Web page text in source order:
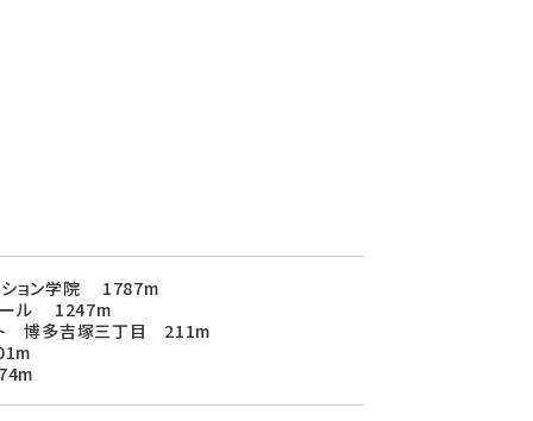
ション学院 1787m
ール 1247m
ト 博多吉塚三丁目 211m